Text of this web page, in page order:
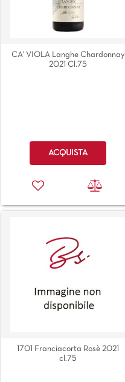
CA' VIOLA Langhe Chardonnay
2021 Cl.75
Quantità
ACQUISTA
1701 Franciacorta Rosè 2021
cl.75